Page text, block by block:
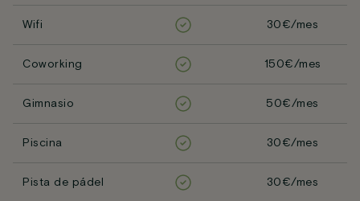
Wifi 30€/mes
Coworking 150€/mes
Gimnasio 50€/mes
Piscina 30€/mes
Pista de pádel 30€/mes